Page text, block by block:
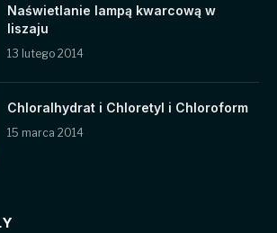
Naświetlanie lampą kwarcową w
liszaju
13 lutego 2014
Chloralhydrat i Chloretyl i Chloroform
15 marca 2014